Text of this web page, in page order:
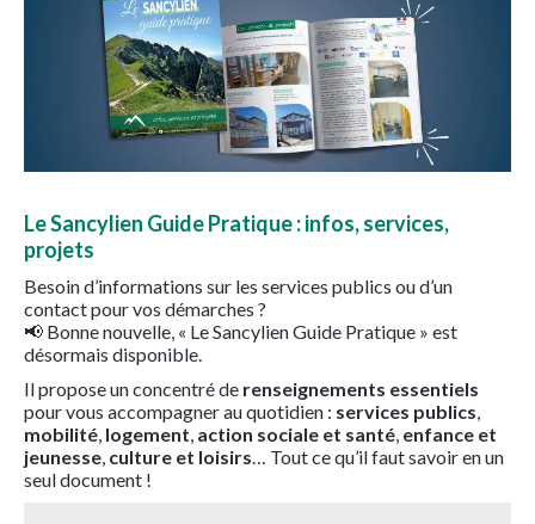
Le Sancylien Guide Pratique : infos, services,
projets
Besoin d’informations sur les services publics ou d’un
contact pour vos démarches ?
📢 Bonne nouvelle, « Le Sancylien Guide Pratique » est
désormais disponible.
Il propose un concentré de renseignements essentiels
pour vous accompagner au quotidien : services publics,
mobilité, logement, action sociale et santé, enfance et
jeunesse, culture et loisirs… Tout ce qu’il faut savoir en un
seul document !